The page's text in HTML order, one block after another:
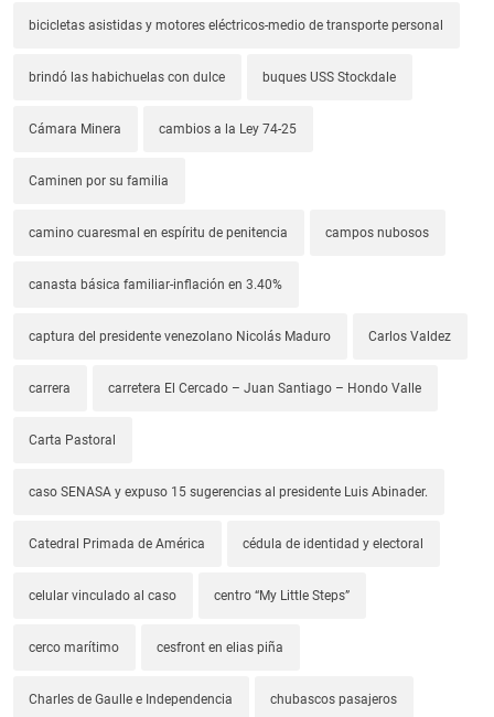
bicicletas asistidas y motores eléctricos-medio de transporte personal
brindó las habichuelas con dulce buques USS Stockdale
Cámara Minera cambios a la Ley 74-25
Caminen por su familia
camino cuaresmal en espíritu de penitencia campos nubosos
canasta básica familiar-inflación en 3.40%
captura del presidente venezolano Nicolás Maduro Carlos Valdez
carrera carretera El Cercado – Juan Santiago – Hondo Valle
Carta Pastoral
caso SENASA y expuso 15 sugerencias al presidente Luis Abinader.
Catedral Primada de América cédula de identidad y electoral
celular vinculado al caso centro “My Little Steps”
cerco marítimo cesfront en elias piña
Charles de Gaulle e Independencia chubascos pasajeros